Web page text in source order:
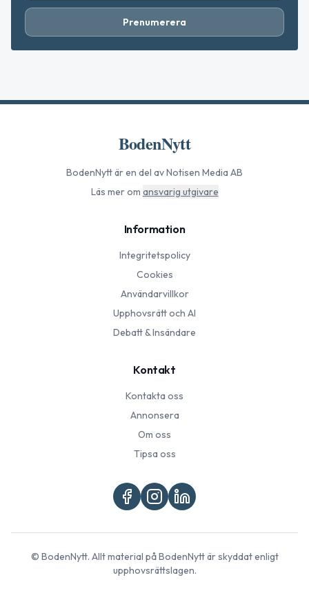
Prenumerera
BodenNytt
BodenNyttär en del av Notisen Media AB
Läs mer om ansvarig utgivare
Information
Integritetspolicy
Cookies
Användarvillkor
Upphovsrätt och AI
Debatt & Insändare
Kontakt
Kontakta oss
Annonsera
Om oss
Tipsa oss
© BodenNytt. Allt material påBodenNyttär skyddat enligt
upphovsrättslagen.